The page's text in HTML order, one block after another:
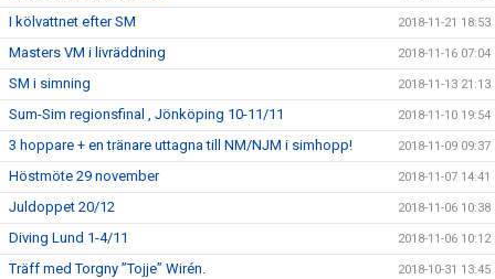
I kölvattnet efter SM 2018-11-21 18:53
Masters VM i livräddning 2018-11-16 07:04
SM i simning 2018-11-13 21:13
Sum-Sim regionsfinal , Jönköping 10-11/11 2018-11-10 19:54
3 hoppare + en tränare uttagna till NM/NJM i simhopp! 2018-11-09 09:37
Höstmöte 29 november 2018-11-07 14:41
Juldoppet 20/12 2018-11-06 10:38
Diving Lund 1-4/11 2018-11-06 10:12
Träff med Torgny ”Tojje” Wirén. 2018-10-31 13:45